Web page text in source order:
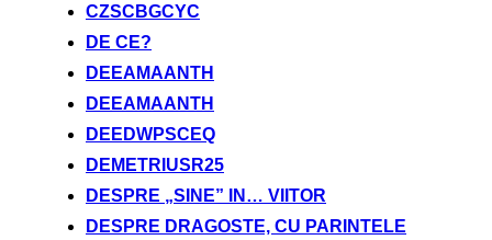
CZSCBGCYC
DE CE?
DEEAMAANTH
DEEAMAANTH
DEEDWPSCEQ
DEMETRIUSR25
DESPRE „SINE” IN… VIITOR
DESPRE DRAGOSTE, CU PARINTELE